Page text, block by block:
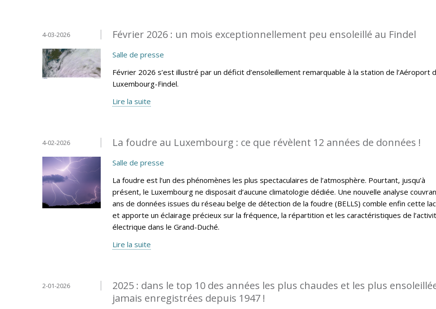
Février 2026 : un mois exceptionnellement peu ensoleillé au Findel
4-03-2026
Salle de presse
Février 2026 s’est illustré par un déficit d’ensoleillement remarquable à la station de l’Aéroport
Luxembourg-Findel.
Lire la suite
La foudre au Luxembourg : ce que révèlent 12 années de données !
4-02-2026
Salle de presse
La foudre est l’un des phénomènes les plus spectaculaires de l’atmosphère. Pourtant, jusqu’à
présent, le Luxembourg ne disposait d’aucune climatologie dédiée. Une nouvelle analyse
ans de données issues du réseau belge de détection de la foudre (BELLS) comble enfin cette
et apporte un éclairage précieux sur la fréquence, la répartition et les caractéristiques de
électrique dans le Grand-Duché.
Lire la suite
2025 : dans le top 10 des années les plus chaudes et les plus
jamais enregistrées depuis 1947 !
2-01-2026